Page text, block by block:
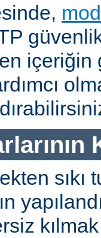
içeriğin
sıkı